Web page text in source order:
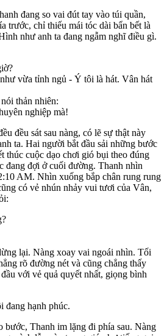
đang so vai đút tay vào túi quần,
trước, chỉ thiếu mái tóc dài bẩn bết là
như anh ta đang ngẫm nghĩ điều gì.
vừa tỉnh ngủ - Ý tôi là hát. Vân hát
thản nhiên:
nghiệp mà!
đều sát sau nàng, có lẽ sự thật này
ta. Hai người bắt đầu sải những bước
thúc cuộc dạo chơi gió bụi theo đúng
đang đợi ở cuối đường. Thanh nhìn
AM. Nhìn xuống bắp chân rung rung
có vẻ nhún nhảy vui tươi của Vân,
lại. Nàng xoay vai ngoái nhìn. Tối
rõ đường nét và cũng chẳng thấy
với vẻ quả quyết nhất, giọng bình
đang hạnh phúc.
bước, Thanh im lặng đi phía sau. Nàng